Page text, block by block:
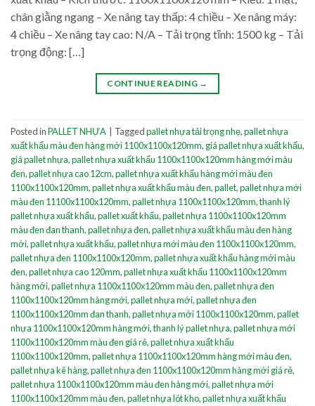
chân giằng ngang – Xe nâng tay thấp: 4 chiều – Xe nâng máy:
4 chiều – Xe nâng tay cao: N/A – Tải trọng tĩnh: 1500 kg – Tải
trọng động: […]
CONTINUE READING →
Posted inPALLET NHỰA Taggedpallet nhựa tải trọng nhẹ,pallet nhựa
xuất khẩu màu đen hàng mới 1100x1100x120mm, giá pallet nhựa xuất khẩu,
giá pallet nhựa,pallet nhựa xuất khẩu 1100x1100x120mm hàng mới màu
đen,pallet nhựa cao 12cm,pallet nhựa xuất khẩu hàng mới màu đen
1100x1100x120mm,pallet nhựa xuất khẩu màu đen,pallet,pallet nhựa mới
màu đen 11100x1100x120mm,pallet nhựa 1100x1100x120mm,thanh lý
pallet nhựa xuất khẩu,pallet xuất khẩu,pallet nhựa 1100x1100x120mm
màu đen đan thanh,pallet nhựa đen,pallet nhựa xuất khẩu màu đen hàng
mới,pallet nhựa xuất khẩu,pallet nhựa mới màu đen 1100x1100x120mm,
pallet nhựa đen 1100x1100x120mm,pallet nhựa xuất khẩu hàng mới màu
đen,pallet nhựa cao 120mm,pallet nhựa xuất khẩu 1100x1100x120mm
hàng mới,pallet nhựa 1100x1100x120mm màu đen,pallet nhựa đen
1100x1100x120mm hàng mới,pallet nhựa mới,pallet nhựa đen
1100x1100x120mm đan thanh,pallet nhựa mới 1100x1100x120mm,pallet
nhựa 1100x1100x120mm hàng mới,thanh lý pallet nhựa,pallet nhựa mới
1100x1100x120mm màu đen giá rẻ,pallet nhựa xuất khẩu
1100x1100x120mm,pallet nhựa 1100x1100x120mm hàng mới màu đen,
pallet nhựa kê hàng,pallet nhựa đen 1100x1100x120mm hàng mới giá rẻ,
pallet nhựa 1100x1100x120mm màu đen hàng mới,pallet nhựa mới
1100x1100x120mm màu đen,pallet nhựa lót kho,pallet nhựa xuất khẩu